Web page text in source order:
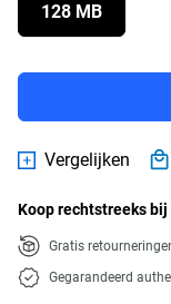
128 MB
Vergelijken
Koop rechtstreeks bij
Gratis
Gegarandeerd